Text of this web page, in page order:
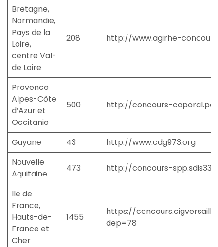
Bretagne,
Normandie,
Pays de la
Loire,
centre Val-
de Loire
208 http://www.agirhe-
Provence
Alpes-Côte
d’Azur et
Occitanie
500 http://concours-
Guyane 43
http://www.cdg973.org
Nouvelle
Aquitaine
473 http://concours-
Ile de
France,
Hauts-de-
France et
Cher
1455
https://
dep=78